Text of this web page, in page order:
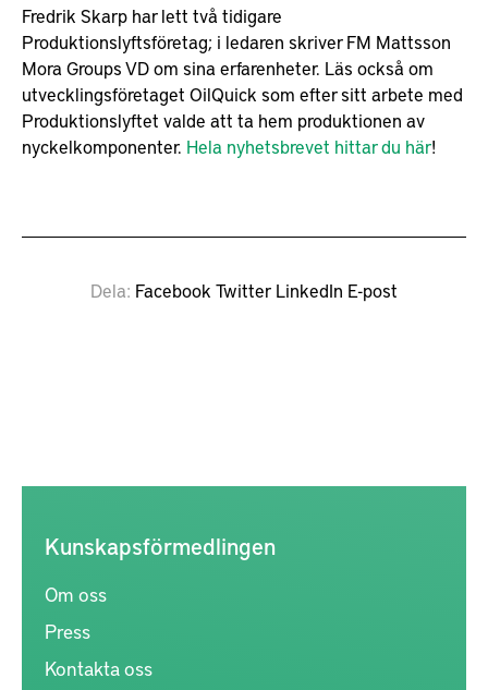
Fredrik Skarp har lett två tidigare
Produktionslyftsföretag; i ledaren skriver FM Mattsson
Mora Groups VD om sina erfarenheter. Läs också om
utvecklingsföretaget OilQuick som efter sitt arbete med
Produktionslyftet valde att ta hem produktionen av
nyckelkomponenter. Hela nyhetsbrevet hittar du här!
Dela Facebook Twitter LinkedIn E-post
Kunskapsförmedlingen
Om oss
Press
Kontakta oss